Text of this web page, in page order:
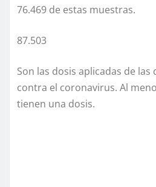
76.469 de estas muestras.
87.503
Son las dosis aplicadas de las
contra el coronavirus. Al
tienen una dosis.